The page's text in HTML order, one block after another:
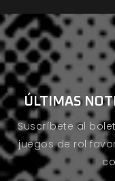
ÚLTIMAS
Suscríbete al
juegos de rol